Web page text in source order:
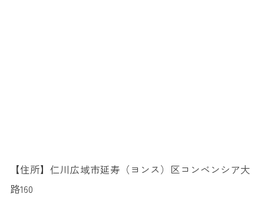
【住所】仁川広域市延寿（ヨンス）区コンベンシア大
路160